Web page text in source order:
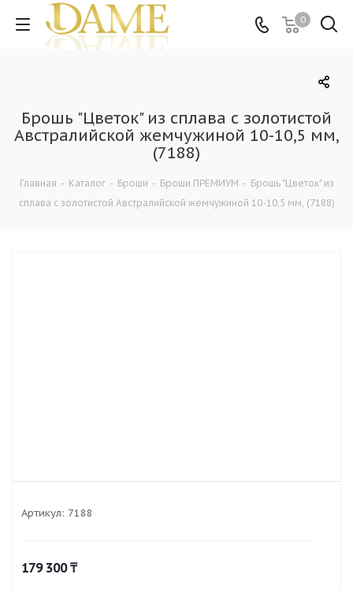
0
Брошь "Цветок" из сплава с золотистой
Австралийской жемчужиной 10-10,5 мм,
(7188)
Главная - Каталог - Броши - Броши ПРЕМИУМ - Брошь "Цветок" из
сплава с золотистой Австралийской жемчужиной 10-10,5 мм, (7188)
Артикул: 7188
179 300₸